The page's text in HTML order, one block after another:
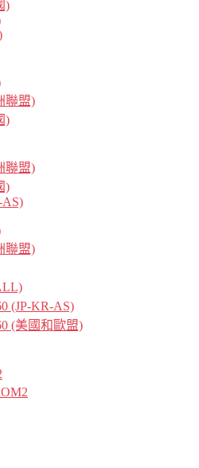
)
聯盟)
)
聯盟)
)
聯盟)
(JP-KR-AS)
(美國和歐盟)